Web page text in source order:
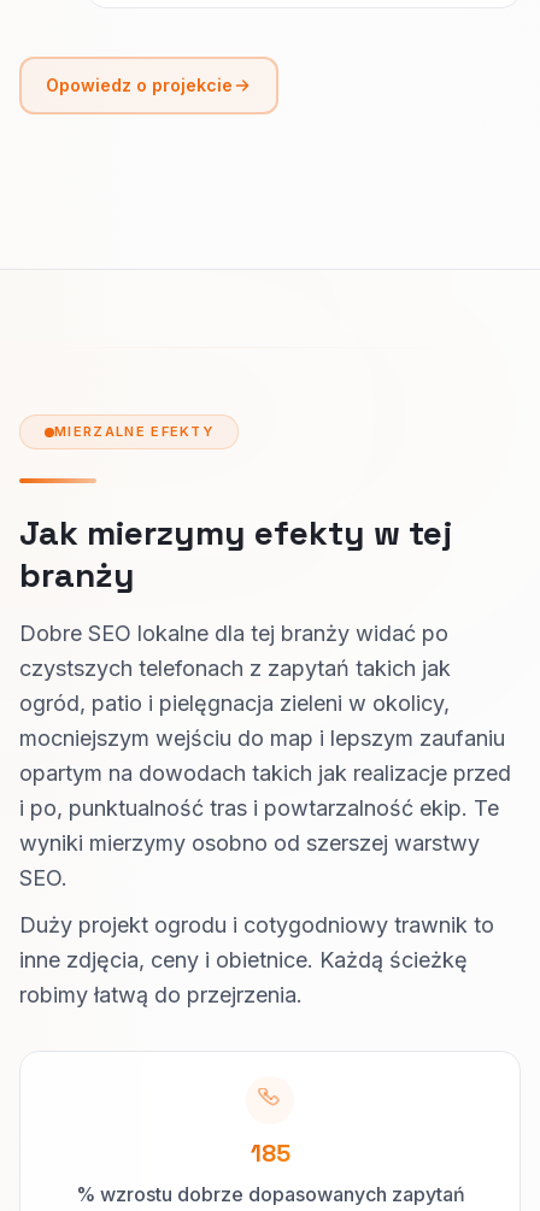
Opowiedz o projekcie
MIERZALNE EFEKTY
Jak mierzymy efekty w tej
branży
Dobre SEO lokalne dla tej branży widać po
czystszych telefonach z zapytań takich jak
ogród, patio i pielęgnacja zieleni w okolicy,
mocniejszym wejściu do map i lepszym zaufaniu
opartym na dowodach takich jak realizacje przed
i po, punktualność tras i powtarzalność ekip. Te
wyniki mierzymy osobno od szerszej warstwy
SEO.
Duży projekt ogrodu i cotygodniowy trawnik to
inne zdjęcia, ceny i obietnice. Każdą ścieżkę
robimy łatwą do przejrzenia.
185
% wzrostu dobrze dopasowanych zapytań